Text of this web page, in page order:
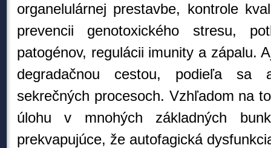
organelulárnej prestavbe, kontrole
prevencii genotoxického stresu,
patogénov, regulácii imunity a zápalu.
degradačnou cestou, podieľa sa
sekrečných procesoch. Vzhľadom na
úlohu v mnohých základných
prekvapujúce, že autofagická